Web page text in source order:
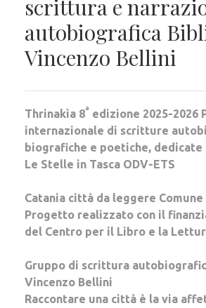
scrittura e
autobiografica
Vincenzo Bellini
Thrinakìa 8a edizione 2025-2026
internazionale di scritture
biografiche e poetiche, dedicate
Le Stelle in Tasca ODV-ETS
Catania città da leggere Comune
Progetto realizzato con il
del Centro per il Libro e la
Gruppo di scrittura
Vincenzo Bellini
Raccontare una città è la via